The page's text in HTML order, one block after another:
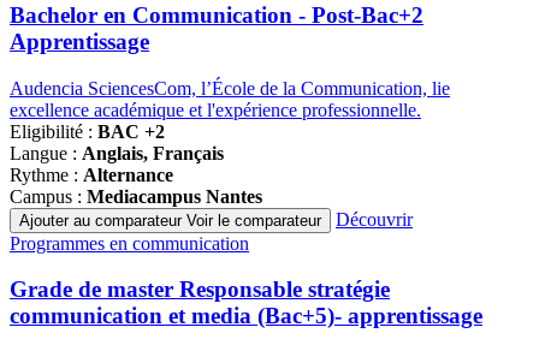
programmes
Bachelor en Communication - Post-Bac+2
Apprentissage
Audencia SciencesCom, l’École de la Communication, lie
excellence académique et l'expérience professionnelle.
Eligibilité : BAC +2
Langue : Anglais, Français
Rythme : Alternance
Campus : Mediacampus Nantes
Ajouter au comparateur Voir le comparateur
Découvrir
Famille
programmes
Programmes en communication
Grade de master Responsable stratégie
communication et media (Bac+5)- apprentissage